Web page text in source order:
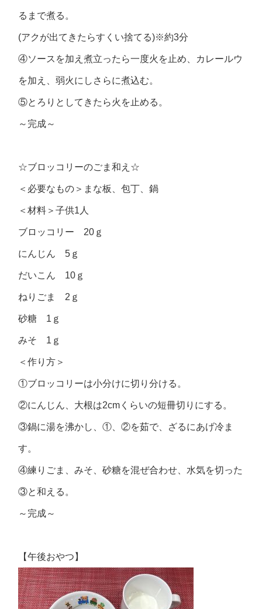
るまで煮る。
(アクが出てきたらすくい捨てる)※約3分
④ソースを加え煮立ったら一度火を止め、カレールウ
を加え、弱火にしさらに煮込む。
⑤とろりとしてきたら火を止める。
～完成～
☆ブロッコリーのごま和え☆
＜必要なもの＞まな板、包丁、鍋
＜材料＞子供1人
ブロッコリー 20ｇ
にんじん 5ｇ
だいこん 10ｇ
ねりごま 2ｇ
砂糖 1ｇ
みそ 1ｇ
＜作り方＞
①ブロッコリーは小分けに切り分ける。
②にんじん、大根は2cmくらいの短冊切りにする。
③鍋に湯を沸かし、①、②を茹で、ざるにあげ冷ま
す。
④練りごま、みそ、砂糖を混ぜ合わせ、水気を切った
③と和える。
～完成～
【午後おやつ】